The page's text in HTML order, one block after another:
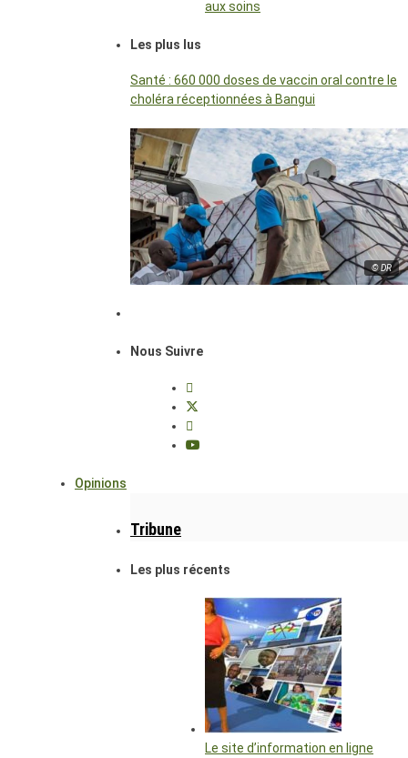
aux soins
Les plus lus
Santé : 660 000 doses de vaccin oral contre le
choléra réceptionnées à Bangui
© DR
Nous Suivre
Opinions
Tribune
Les plus récents
Le site d’information en ligne